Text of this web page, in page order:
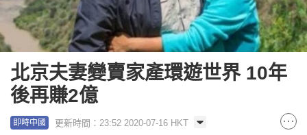
北京夫妻變賣家產環遊世界 10年
後再賺2億
即時中國 更新時間：23:52 2020-07-16 HKT